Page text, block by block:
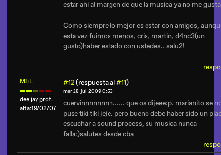
estar ahi al margen de que la musica ya no me
Como siempre lo mejor es estar con amigos,
esta vez fuimos menos, cris, martin, d4nc3(un
gusto)haber estado con ustedes.. salu2!
M&L
dee jay prof.
alta:19/02/07
#12(respuesta al#11)
mar 28-jul-2009 0:53
cuervinnnnnnnn...... que os dijeee:p. marianito se
puse tiki tiki jeje, pero bueno debe haber sido un
escuchar a sound process, su musica nunca
falla:)salutes desde cba